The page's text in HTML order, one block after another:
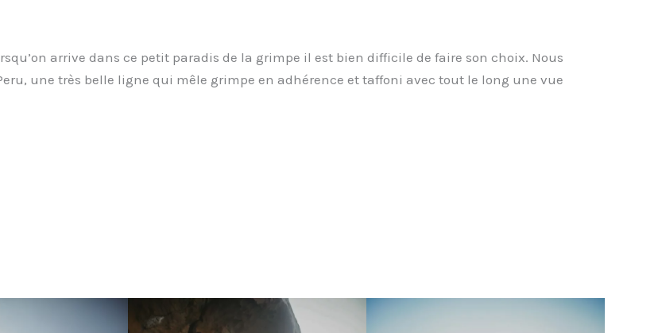
arrive dans ce petit paradis de la grimpe il est bien difficile de faire son choix. Nous
une très belle ligne qui mêle grimpe en adhérence et taffoni avec tout le long une vue